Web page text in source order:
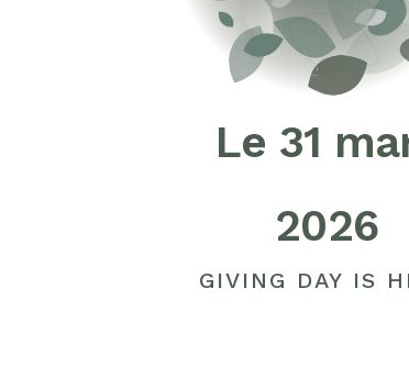
Le 31
2026
GIVING DAY IS